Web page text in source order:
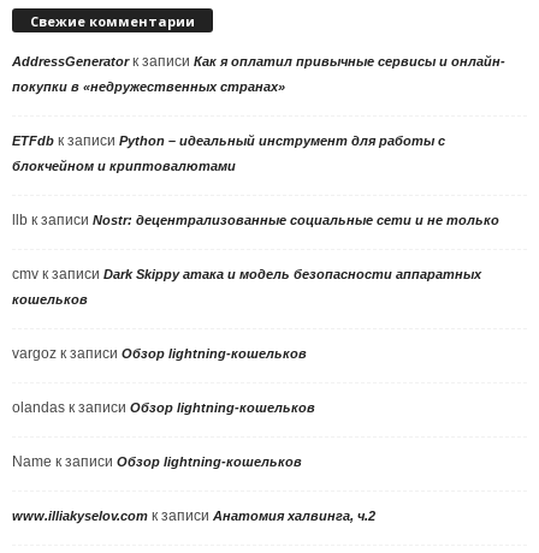
Свежие комментарии
AddressGeneratorк записи Как я оплатил привычные сервисы и онлайн-
покупки в «недружественных странах»
ETFdb к записи Python – идеальный инструмент для работы с
блокчейном и криптовалютами
llb к записи Nostr: децентрализованные социальные сети и не только
cmv к записи Dark Skippy атака и модель безопасности аппаратных
кошельков
vargoz к записи Обзор lightning-кошельков
olandas к записи Обзор lightning-кошельков
Name к записи Обзор lightning-кошельков
www.illiakyselov.com к записи Анатомия халвинга, ч.2